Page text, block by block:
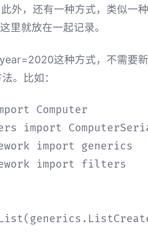
外，还有一种方式，类似
里就放在一起记录。
这种方式，不需要
。比如：
Computer
import
import generics
import filters